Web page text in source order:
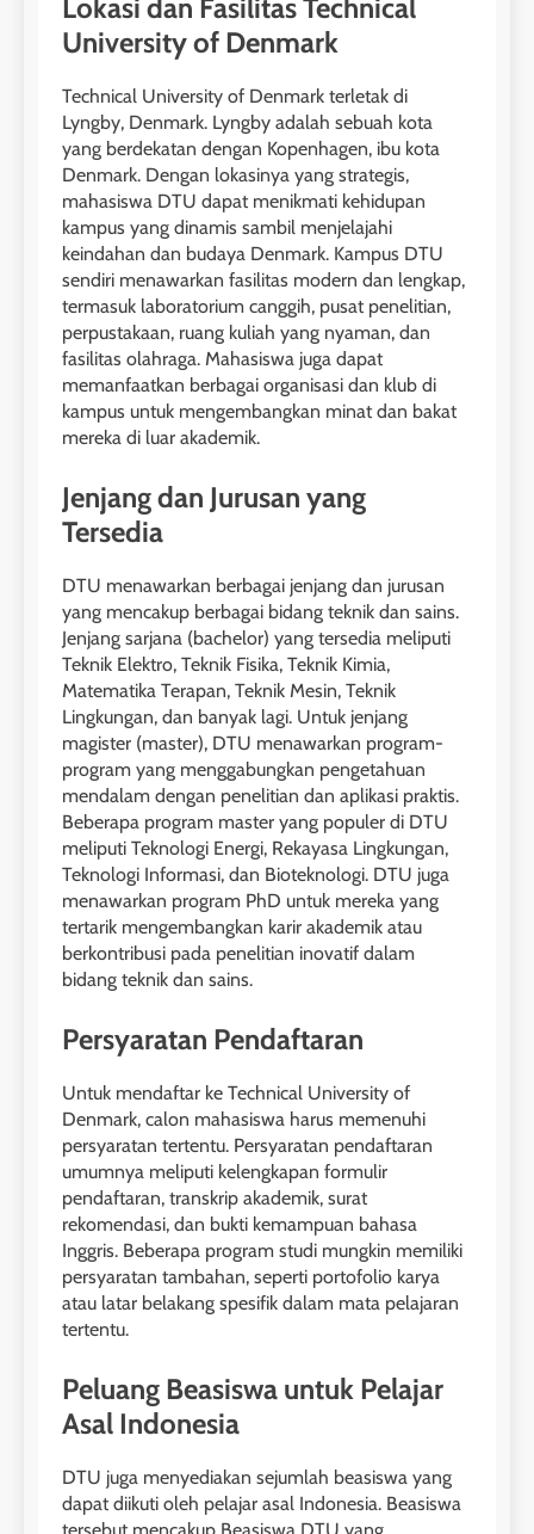
26
Online
LEIDEN INSTITUTE
27
Daftar Peserta Kursus IELTS
Online
LEIDEN INSTITUTE
Jadwal Kursus IELTS Online
LEIDEN INSTITUTE
Lokasi dan Fasilitas Technical
University of Denmark
Technical University of Denmark terletak di
Lyngby, Denmark. Lyngby adalah sebuah kota
yang berdekatan dengan Kopenhagen, ibu kota
Denmark. Dengan lokasinya yang strategis,
mahasiswa DTU dapat menikmati kehidupan
kampus yang dinamis sambil menjelajahi
keindahan dan budaya Denmark. Kampus DTU
sendiri menawarkan fasilitas modern dan lengkap,
termasuk laboratorium canggih, pusat penelitian,
perpustakaan, ruang kuliah yang nyaman, dan
fasilitas olahraga. Mahasiswa juga dapat
memanfaatkan berbagai organisasi dan klub di
kampus untuk mengembangkan minat dan bakat
mereka di luar akademik.
Jenjang dan Jurusan yang
Tersedia
DTU menawarkan berbagai jenjang dan jurusan
yang mencakup berbagai bidang teknik dan sains.
Jenjang sarjana (bachelor) yang tersedia meliputi
Teknik Elektro, Teknik Fisika, Teknik Kimia,
Matematika Terapan, Teknik Mesin, Teknik
Lingkungan, dan banyak lagi. Untuk jenjang
magister (master), DTU menawarkan program-
program yang menggabungkan pengetahuan
mendalam dengan penelitian dan aplikasi praktis.
Beberapa program master yang populer di DTU
meliputi Teknologi Energi, Rekayasa Lingkungan,
Teknologi Informasi, dan Bioteknologi. DTU juga
menawarkan program PhD untuk mereka yang
tertarik mengembangkan karir akademik atau
berkontribusi pada penelitian inovatif dalam
bidang teknik dan sains.
Persyaratan Pendaftaran
Untuk mendaftar ke Technical University of
Denmark, calon mahasiswa harus memenuhi
persyaratan tertentu. Persyaratan pendaftaran
umumnya meliputi kelengkapan formulir
pendaftaran, transkrip akademik, surat
rekomendasi, dan bukti kemampuan bahasa
Inggris. Beberapa program studi mungkin memiliki
persyaratan tambahan, seperti portofolio karya
atau latar belakang spesifik dalam mata pelajaran
tertentu.
Peluang Beasiswa untuk Pelajar
Asal Indonesia
DTU juga menyediakan sejumlah beasiswa yang
dapat diikuti oleh pelajar asal Indonesia. Beasiswa